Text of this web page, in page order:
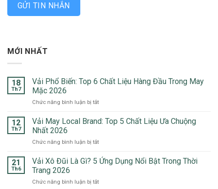
GỬI TIN NHẮN
MỚI NHẤT
18
Th7
Vải Phổ Biến: Top 6 Chất Liệu Hàng Đầu Trong May
Mặc 2026
Chức năng bình luận bị tắtở
Phổ
6
Liệu
Trong
12
Th7
Vải May Local Brand: Top 5 Chất Liệu Ưa Chuộng
Nhất 2026
Chức năng bình luận bị tắtở
May
Local
Top
21
Th6
Vải Xô Đũi Là Gì? 5 Ứng Dụng Nổi Bật Trong Thời
Trang 2026
Chức năng bình luận bị tắtở